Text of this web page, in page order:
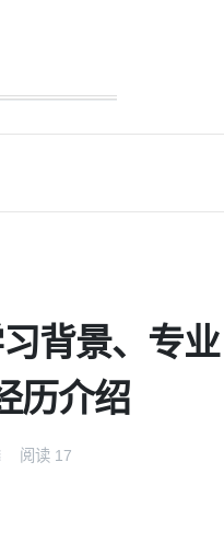
背景、专业
历介绍
阅读 17